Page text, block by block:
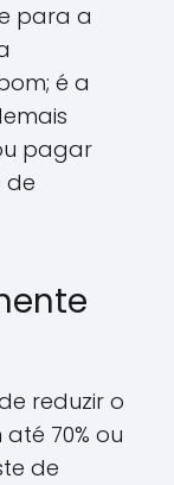
para a
é a
pagar
de
reduzir o
70% ou
de